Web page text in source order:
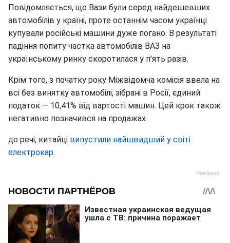
Повідомляється, що Вази були серед найдешевших
автомобілів у країні, проте останнім часом українці
купували російські машини дуже погано. В результаті
падіння попиту частка автомобілів ВАЗ на
українському ринку скоротилася у п'ять разів.
Крім того, з початку року Міжвідомча комісія ввела на
всі без винятку автомобілі, зібрані в Росії, єдиний
податок — 10,41% від вартості машин. Цей крок також
негативно позначився на продажах.
до речі, китайці випустили найшвидший у світі
електрокар.